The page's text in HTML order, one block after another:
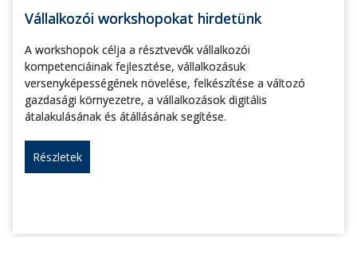
Vállalkozói workshopokat hirdetünk
A workshopok célja a résztvevők vállalkozói
kompetenciáinak fejlesztése, vállalkozásuk
versenyképességének növelése, felkészítése a változó
gazdasági környezetre, a vállalkozások digitális
átalakulásának és átállásának segítése.
Részletek